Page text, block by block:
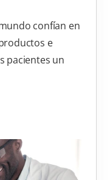
confían en
e
pacientes un